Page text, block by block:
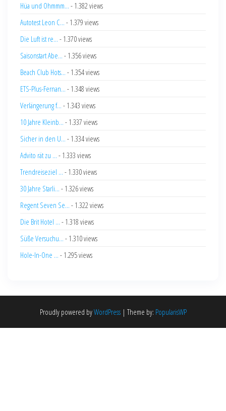
Hüa und Ohmmm... - 1.382 views
Autotest Leon C... - 1.379 views
Die Luft ist re... - 1.370 views
Saisonstart Abe... - 1.356 views
Beach Club Hots... - 1.354 views
ETS-Plus-Fernan... - 1.348 views
Verlängerung f... - 1.343 views
10 Jahre Kleinb... - 1.337 views
Sicher in den U... - 1.334 views
Advito rät zu ... - 1.333 views
Trendreiseziel ... - 1.330 views
30 Jahre Starli... - 1.326 views
Regent Seven Se... - 1.322 views
Die Brit Hotel ... - 1.318 views
Süße Versuchu... - 1.310 views
Hole-In-One ... - 1.295 views
Proudly powered byWordPress | Theme by: PopularisWP